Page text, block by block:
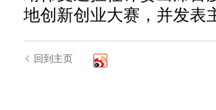
地创新创业大赛，并发表
回到主页